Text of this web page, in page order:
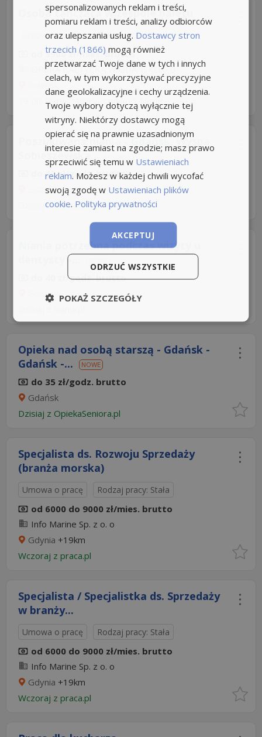
Osoba tańcząca w zespole baletu
Umowa o pracę Rodzaj pracy: Stała
od 5900 zł/mies. brutto
OPERA BAŁTYCKA W GDAŃSKU 5,0
19 dni temu -
Aplikuj szybko z Nuzle
Poszukiwana niania - Gdańsk, Wyspa
Sobieszewska...
do 40 zł/godz. brutto
Gdańsk
Dzisiajzniania.pl
Niania potrzebna podczas wizyty u
dentysty -...
do 40 zł/godz. brutto
Gdańsk
Opieka nad osobą starszą - Gdańsk -
Gdańsk -...
NOWE
do 35 zł/godz. brutto
Gdańsk
Dzisiaj z OpiekaSeniora.pl
Specjalista ds. Rozwoju Sprzedaży
(branża morska)
Umowa o pracę Rodzaj pracy: Stała
od 6000 do 9000 zł/mies. brutto
Info Marine Sp. z o. o
Gdynia +19km
Wczoraj z praca.pl
Specjalista / Specjalistka ds. Sprzedaży
w branży...
Umowa o pracę Rodzaj pracy: Stała
od 6000 do 9000 zł/mies. brutto
Info Marine Sp. z o. o
Gdynia +19km
Wczoraj z praca.pl
spersonalizowanych reklam i treści,
pomiaru reklam i treści, analizy odbiorców
oraz ulepszania usług. Dostawcy stron
trzecich (1866) mogą również
przetwarzać Twoje dane w tych i innych
celach, w tym wykorzystywać precyzyjne
dane geolokalizacyjne i cechy urządzenia.
Twoje wybory dotyczą wyłącznie tej
witryny. Niektórzy dostawcy mogą
opierać się na prawnie uzasadnionym
interesie zamiast na zgodzie; masz prawo
sprzeciwić się temu w Ustawieniach
reklam. Możesz w każdej chwili wycofać
swoją zgodę w Ustawieniach plików
cookie. Polityka prywatności
AKCEPTUJ
ODRZUĆ WSZYSTKIE
POKAŻ SZCZEGÓŁY